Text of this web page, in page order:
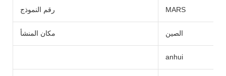
رقم النموذج MARS
مكان المنشأ الصين
anhui